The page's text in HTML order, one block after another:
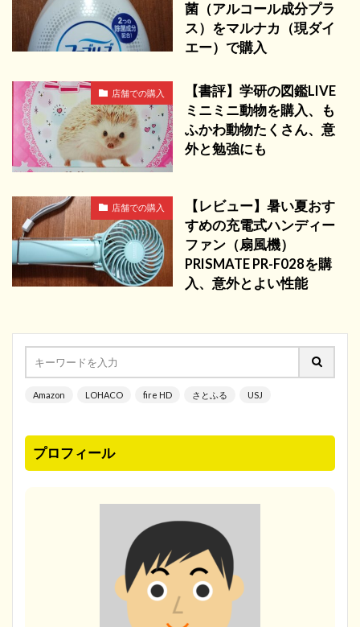
菌（アルコール成分プラ
ス）をマルナカ（現ダイ
エー）で購入
店舗での購入
【書評】学研の図鑑LIVE
ミニミニ動物を購入、も
ふかわ動物たくさん、意
外と勉強にも
店舗での購入
【レビュー】暑い夏おす
すめの充電式ハンディー
ファン（扇風機）
PRISMATE PR-F028を購
入、意外とよい性能
Amazon LOHACO fire HD さとふる USJ
プロフィール